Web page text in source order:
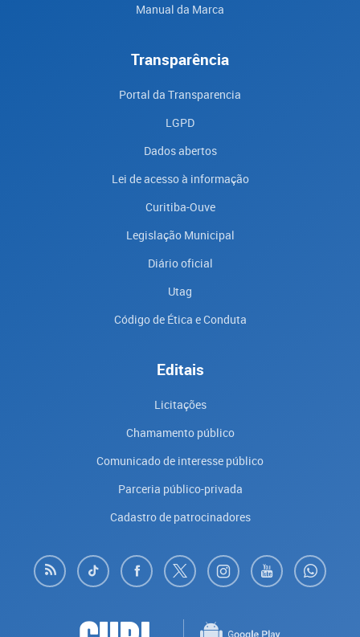
Manual da Marca
Transparência
Portal da Transparencia
LGPD
Dados abertos
Lei de acesso à informação
Curitiba-Ouve
Legislação Municipal
Diário oficial
Utag
Código de Ética e Conduta
Editais
Licitações
Chamamento público
Comunicado de interesse público
Parceria público-privada
Cadastro de patrocinadores